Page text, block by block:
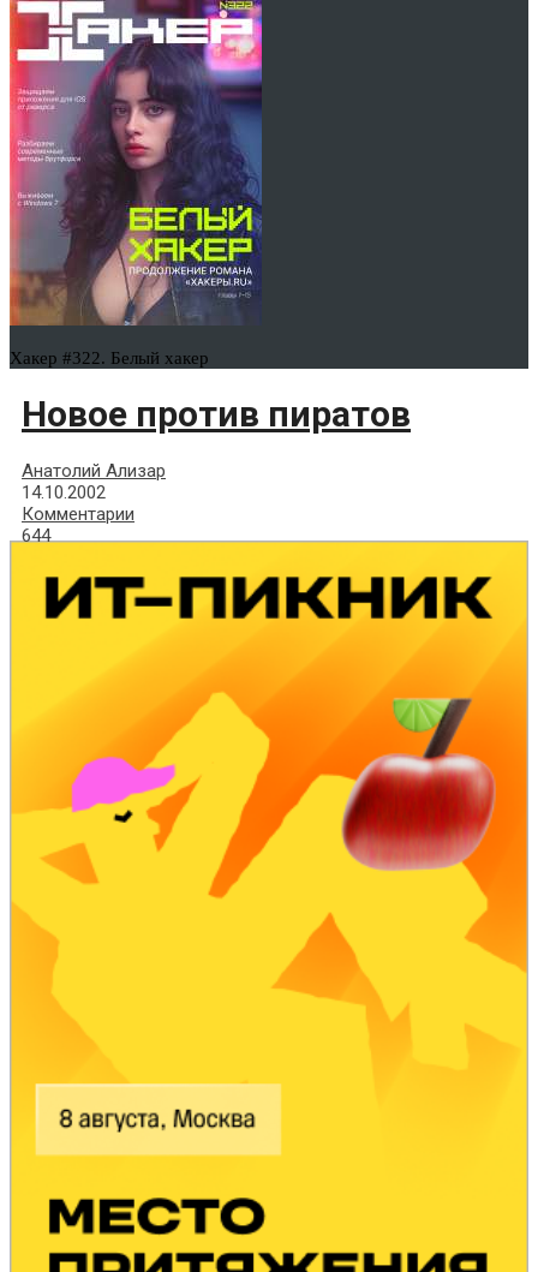
Хакер #322. Белый хакер
Новое против пиратов
Анатолий Ализар
14.10.2002
Комментарии
644